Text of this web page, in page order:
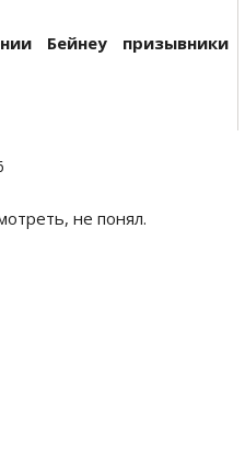
Бейнеу призывники
не понял.